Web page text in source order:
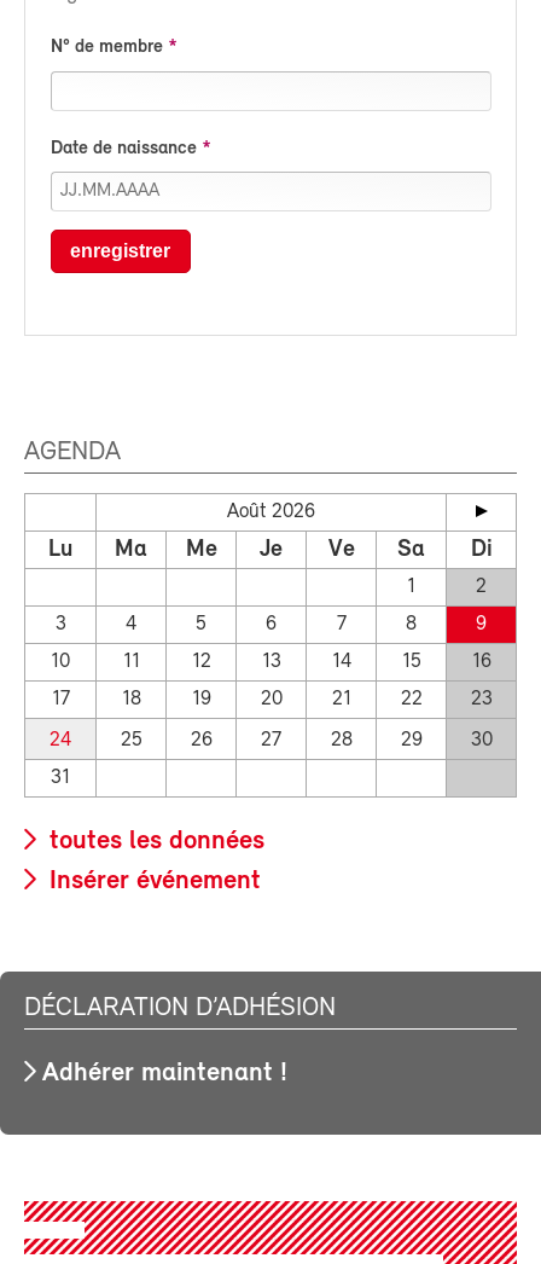
N° de membre
Date de naissance
enregistrer
AGENDA
Août 2026
Lu Ma Me Je Ve Sa Di
1
2
3
4 5 6 7 8
9
10
11 12 13 14 15
16
17
18 19 20 21 22
23
24
25 26 27 28 29
30
31
toutes les données
Insérer événement
DÉCLARATION D’ADHÉSION
Adhérer maintenant !